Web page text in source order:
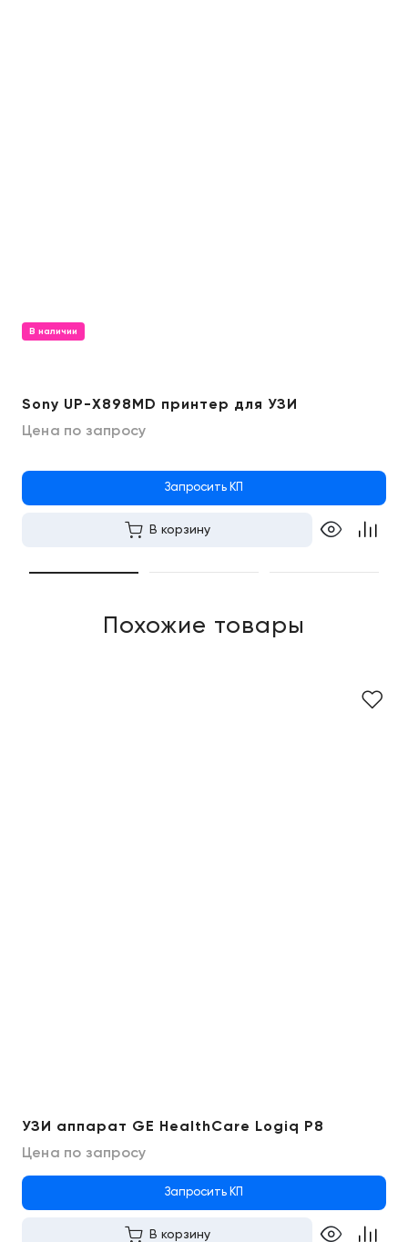
В наличии
Sony UP-X898MD принтер для УЗИ
Цена по запросу
Запросить КП
В корзину
Похожие товары
УЗИ аппарат GE HealthCare Logiq P8
Цена по запросу
Запросить КП
В корзину